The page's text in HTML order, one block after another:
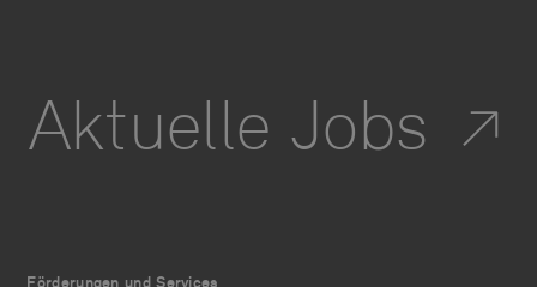
Aktuelle Jobs
Förderungen und Services